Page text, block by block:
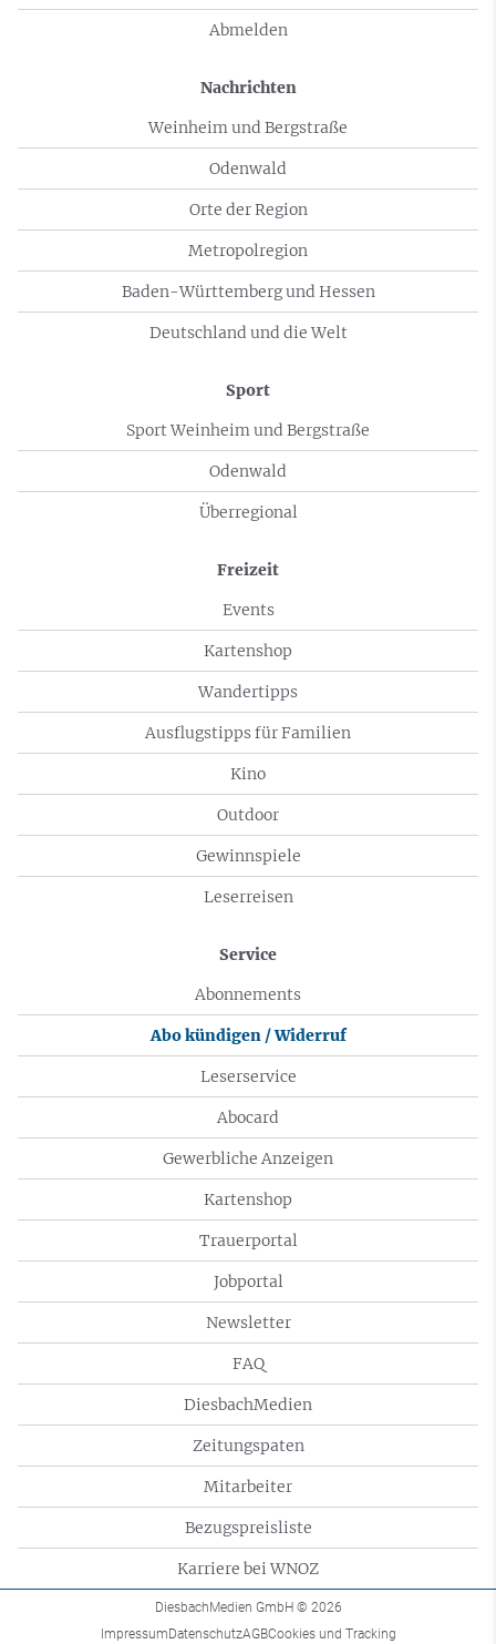
Abmelden
Nachrichten
Weinheim und Bergstraße
Odenwald
Orte der Region
Metropolregion
Baden-Württemberg und Hessen
Deutschland und die Welt
Sport
Sport Weinheim und Bergstraße
Odenwald
Überregional
Freizeit
Events
Kartenshop
Wandertipps
Ausflugstipps für Familien
Kino
Outdoor
Gewinnspiele
Leserreisen
Service
Abonnements
Abo kündigen / Widerruf
Leserservice
Abocard
Gewerbliche Anzeigen
Kartenshop
Trauerportal
Jobportal
Newsletter
FAQ
DiesbachMedien
Zeitungspaten
Mitarbeiter
Bezugspreisliste
Karriere bei WNOZ
DiesbachMedien GmbH © 2026
ImpressumDatenschutzAGBCookies und Tracking